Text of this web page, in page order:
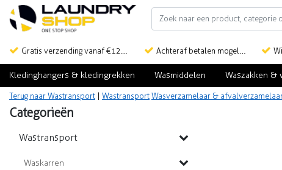
Gratis verzending vanaf €125,- Achteraf betalen mogelijk
Kledinghangers & kledingrekken Wasmiddelen Waszakken &
Terug naar Wastransport Wastransport Wasverzamelaar &
Categorieën
Wastransport
Waskarren